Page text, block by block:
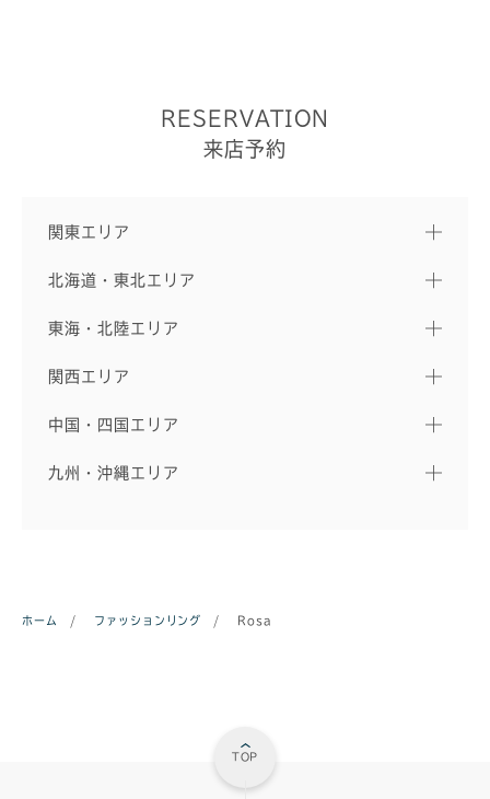
RESERVATION
来店予約
関東エリア
北海道・東北エリア
東海・北陸エリア
関西エリア
中国・四国エリア
九州・沖縄エリア
ホーム / ファッションリング / Rosa
TOP